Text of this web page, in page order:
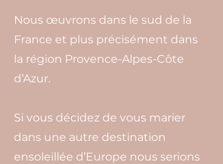
Nous œuvrons dans le sud de la
France et plus précisément dans
la région Provence-Alpes-Côte
d’Azur.
Si vous décidez de vous marier
dans une autre destination
ensoleillée d’Europe nous serions